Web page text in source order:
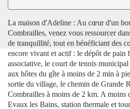
La maison d'Adeline : Au cœur d'un
Combrailles, venez vous ressourcer
de tranquillité, tout en bénéficiant des
encore vivant et actif : le dépôt de pain
associative, le court de tennis
aux hôtes du gîte à moins de 2 min à
sortie du village, le chemin de Grande
Combrailles à moins de 2 km. A moins
Evaux les Bains, station thermale et